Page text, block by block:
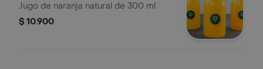
Jugo de naranja natural de 300 ml.
$ 10.900